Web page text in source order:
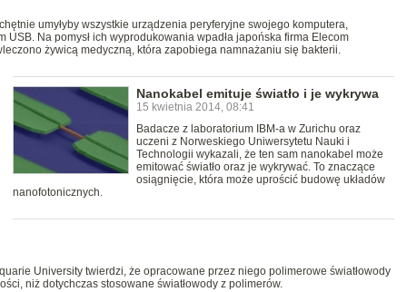
umyłyby wszystkie urządzenia peryferyjne swojego komputera,
USB. Na pomysł ich wyprodukowania wpadła japońska firma Elecom
żywicą medyczną, która zapobiega namnażaniu się bakterii.
Nanokabel emituje światło i je wykrywa
15 kwietnia 2014, 08:41
Badacze z laboratorium IBM-a w Zurichu oraz
uczeni z Norweskiego Uniwersytetu Nauki i
Technologii wykazali, że ten sam nanokabel może
emitować światło oraz je wykrywać. To znaczące
osiągnięcie, która może uprościć budowę układów
nanofotonicznych.
University twierdzi, że opracowane przez niego polimerowe światłowody
niż dotychczas stosowane światłowody z polimerów.